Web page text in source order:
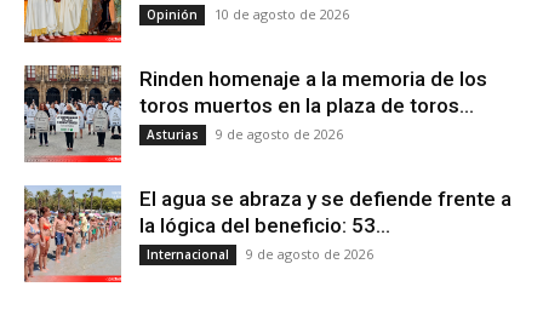
Opinión 10 de agosto de 2026
Rinden homenaje a la memoria de los
toros muertos en la plaza de toros...
Asturias 9 de agosto de 2026
El agua se abraza y se defiende frente a
la lógica del beneficio: 53...
Internacional 9 de agosto de 2026